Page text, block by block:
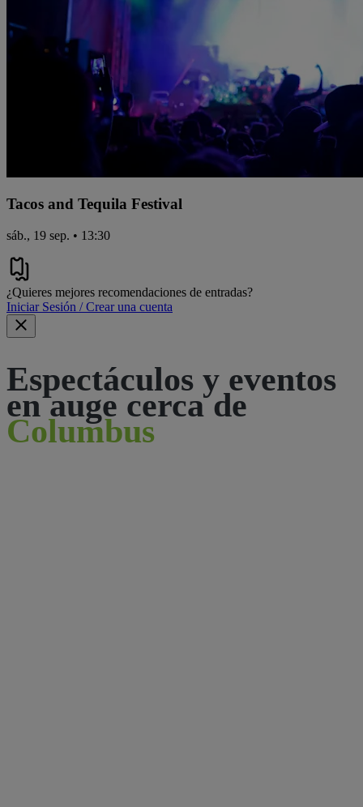
Tacos and Tequila Festival
sáb., 19 sep. • 13:30
¿Quieres mejores recomendaciones de entradas?
Iniciar Sesión / Crear una cuenta
Espectáculos y eventos
en auge cerca de
Columbus